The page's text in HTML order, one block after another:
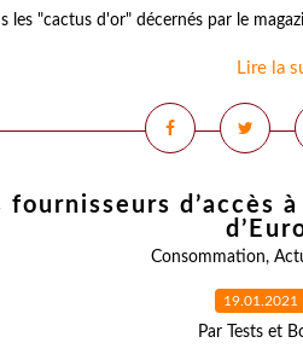
les "cactus d'or" décernés par le
Lire la
d’accès
Consommation,
19.01.2021
Par Tests et